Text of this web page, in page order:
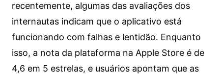
recentemente, algumas das avaliações dos
internautas indicam que o aplicativo está
funcionando com falhas e lentidão. Enquanto
isso, a nota da plataforma na Apple Store é de
4,6 em 5 estrelas, e usuários apontam que as